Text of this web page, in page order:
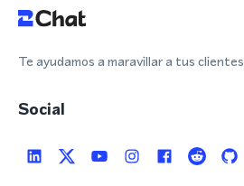
Te ayudamos a maravillar a tus clientes
Social